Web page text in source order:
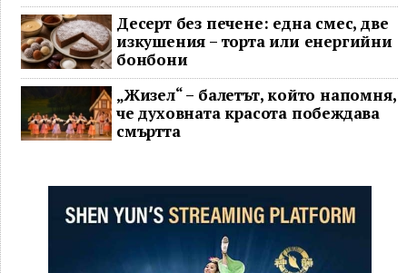
Десерт без печене: една смес, две
изкушения – торта или енергийни
бонбони
„Жизел“ – балетът, който напомня,
че духовната красота побеждава
смъртта